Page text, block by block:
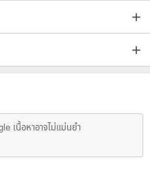
เนื้อหาอาจไม่แม่นยำ